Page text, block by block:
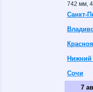
742 мм,
Санкт-
Нижний
Сочи
7